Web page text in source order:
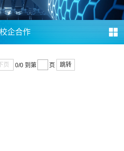
校企合作
下页 0/0 到第 页 跳转